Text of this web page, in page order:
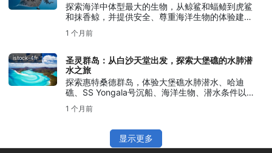
探索海洋中体型最大的生物，从鲸鲨和蝠鲼到虎鲨
和抹香鲸，并提供安全、尊重海洋生物的体验建
1 个月前
istock-4fr
圣灵群岛：从白沙天堂出发，探索大堡礁的水肺潜
水之旅
探索惠特桑德群岛，体验大堡礁水肺潜水、哈迪
礁、SS Yongala号沉船、海洋生物、潜水条件以及
1 个月前
显示更多